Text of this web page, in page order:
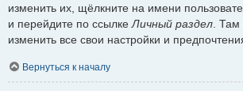
изменить их, щёлкните на имени
и перейдите по ссылкеЛичный раздел. Там
изменить все свои настройки и
Вернуться к началу